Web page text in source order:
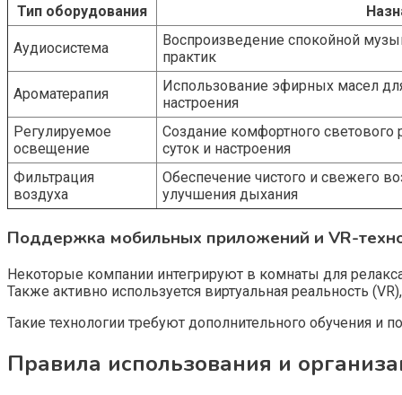
Тип оборудования
Аудиосистема
Воспроизведение спокойной
практик
Ароматерапия
Использование эфирных масел
настроения
Регулируемое
освещение
Создание комфортного
суток и настроения
Фильтрация
воздуха
Обеспечение чистого и свежего
улучшения дыхания
Поддержка мобильных приложений и VR-
Некоторые компании интегрируют в комнаты для
Также активно используется виртуальная реальность
Такие технологии требуют дополнительного обучения
Правила использования и